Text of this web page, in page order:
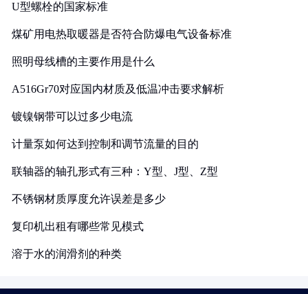
U型螺栓的国家标准
煤矿用电热取暖器是否符合防爆电气设备标准
照明母线槽的主要作用是什么
A516Gr70对应国内材质及低温冲击要求解析
镀镍钢带可以过多少电流
计量泵如何达到控制和调节流量的目的
联轴器的轴孔形式有三种：Y型、J型、Z型
不锈钢材质厚度允许误差是多少
复印机出租有哪些常见模式
溶于水的润滑剂的种类